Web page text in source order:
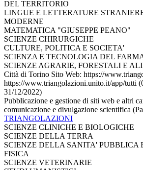
DEL TERRITORIO
LINGUE E LETTERATURE
MODERNE
MATEMATICA "GIUSEPPE PEANO"
SCIENZE CHIRURGICHE
CULTURE, POLITICA E SOCIETA'
SCIENZA E TECNOLOGIA DEL
SCIENZE AGRARIE, FORESTALI E
Città di Torino Sito Web: https://
https://www.triangolazioni.unito.it/app/tutti
31/12/2022)
Pubblicazione e gestione di siti web e altri
comunicazione e divulgazione scientifica
TRIANGOLAZIONI
SCIENZE CLINICHE E BIOLOGICHE
SCIENZE DELLA TERRA
SCIENZE DELLA SANITA' PUBBLICA
FISICA
SCIENZE VETERINARIE